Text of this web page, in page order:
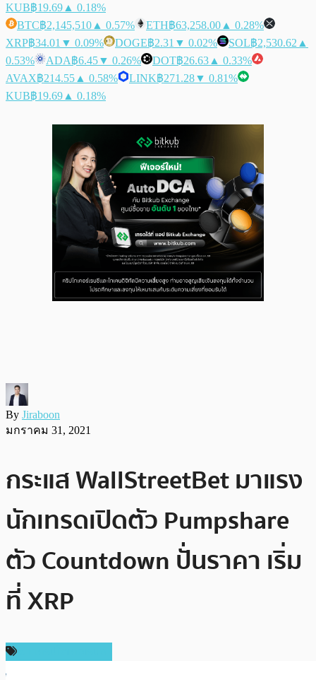
KUB฿19.69 ▲ 0.18%
BTC฿2,145,510 ▲ 0.57% ETH฿63,258.00 ▲ 0.28%
XRP฿34.01 ▼ 0.09% DOGE฿2.31 ▼ 0.02% SOL฿2,530.62 ▲
0.53%
ADA฿6.45▼ 0.26% DOT฿26.63 ▲ 0.33%
AVAX฿214.55 ▲ 0.58% LINK฿271.28▼ 0.81%
KUB฿19.69 ▲ 0.18%
By Jiraboon
มกราคม 31, 2021
กระแส WallStreetBet มาแรง
นักเทรดเปิดตัว Pumpshare
ตัว Countdown ปั่นราคา เริ่ม
ที่ XRP